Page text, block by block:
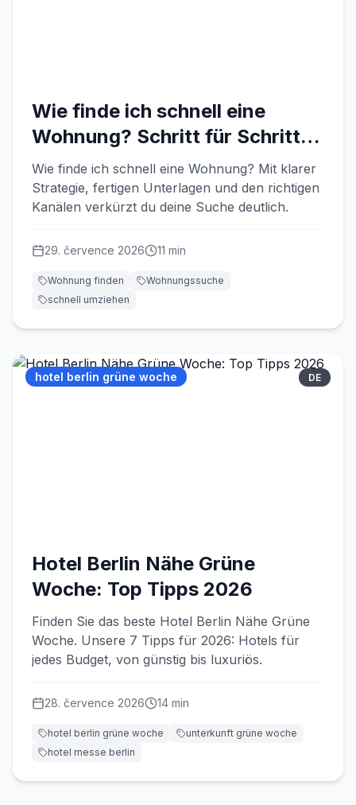
Wie finde ich schnell eine
Wohnung? Schritt für Schritt
zur
Wie finde ich schnell eine Wohnung? Mit klarer
Strategie, fertigen Unterlagen und den richtigen
Kanälen verkürzt du deine Suche deutlich.
29. července 2026 11 min
Wohnung finden
Wohnungssuche
schnell umziehen
hotel berlin grüne woche DE
Hotel Berlin Nähe Grüne
Woche: Top Tipps 2026
Finden Sie das beste Hotel Berlin Nähe Grüne
Woche. Unsere 7 Tipps für 2026: Hotels für
jedes Budget, von günstig bis luxuriös.
28. července 2026 14 min
hotel berlin grüne woche
unterkunft grüne woche
hotel messe berlin